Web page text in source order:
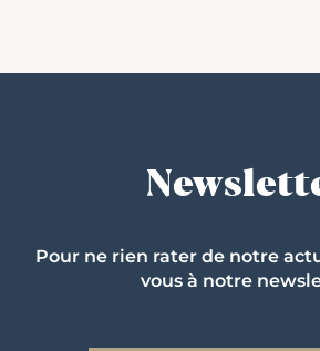
Pour ne rien rater de notre
vous à notre